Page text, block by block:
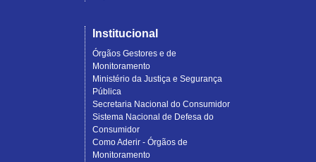
Institucional
Órgãos Gestores e de
Monitoramento
Ministério da Justiça e Segurança
Pública
Secretaria Nacional do Consumidor
Sistema Nacional de Defesa do
Consumidor
Como Aderir - Órgãos de
Monitoramento